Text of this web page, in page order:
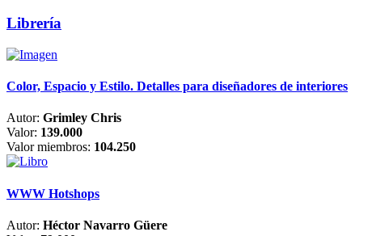
Librería
Color, Espacio y Estilo. Detalles para diseñadores de interiores
Autor: Grimley Chris
Valor: 139.000
Valor miembros: 104.250
WWW Hotshops
Autor: Héctor Navarro Güere